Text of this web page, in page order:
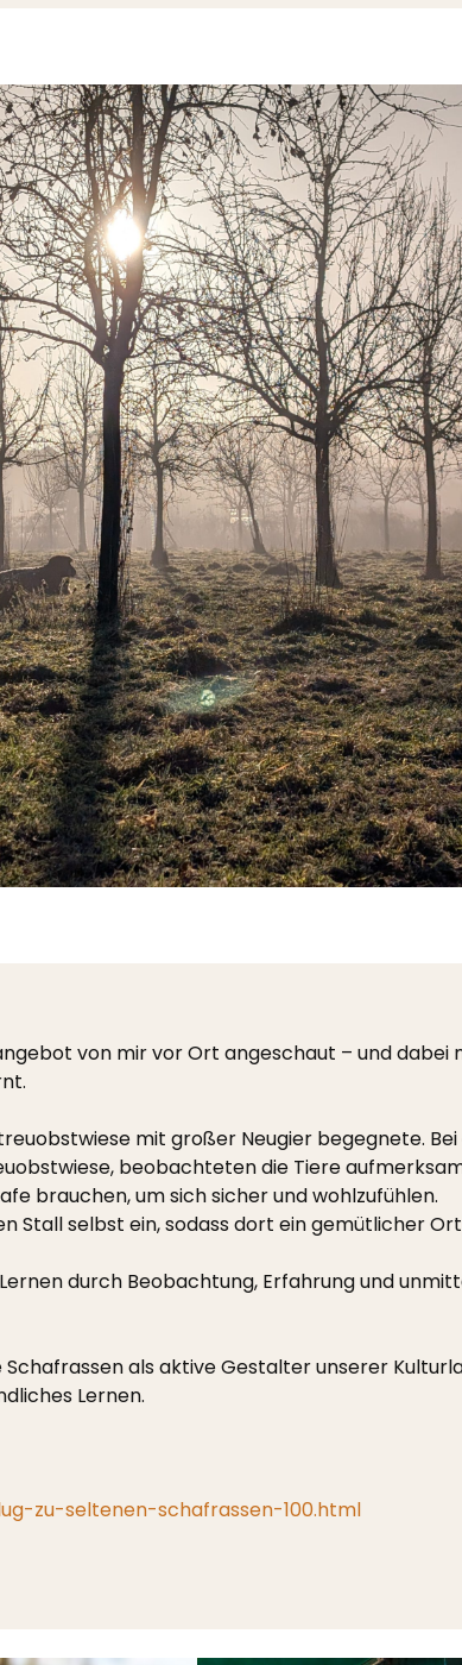
von mir vor Ort angeschaut – und
mit großer Neugier begegnete.
beobachteten die Tiere
brauchen, um sich sicher und wohlzufühlen.
Stall selbst ein, sodass dort ein gemütlicher
durch Beobachtung, Erfahrung und
Schafrassen als aktive Gestalter unserer
Lernen.
zu-seltenen-schafrassen-100.html